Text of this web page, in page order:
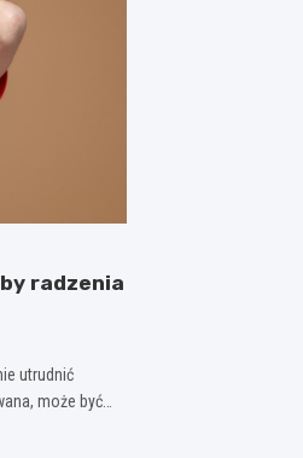
radzenia
utrudnić
może być…